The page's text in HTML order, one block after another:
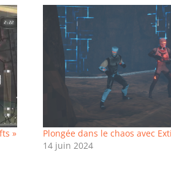
»
Plongée dans le chaos avec
14 juin 2024